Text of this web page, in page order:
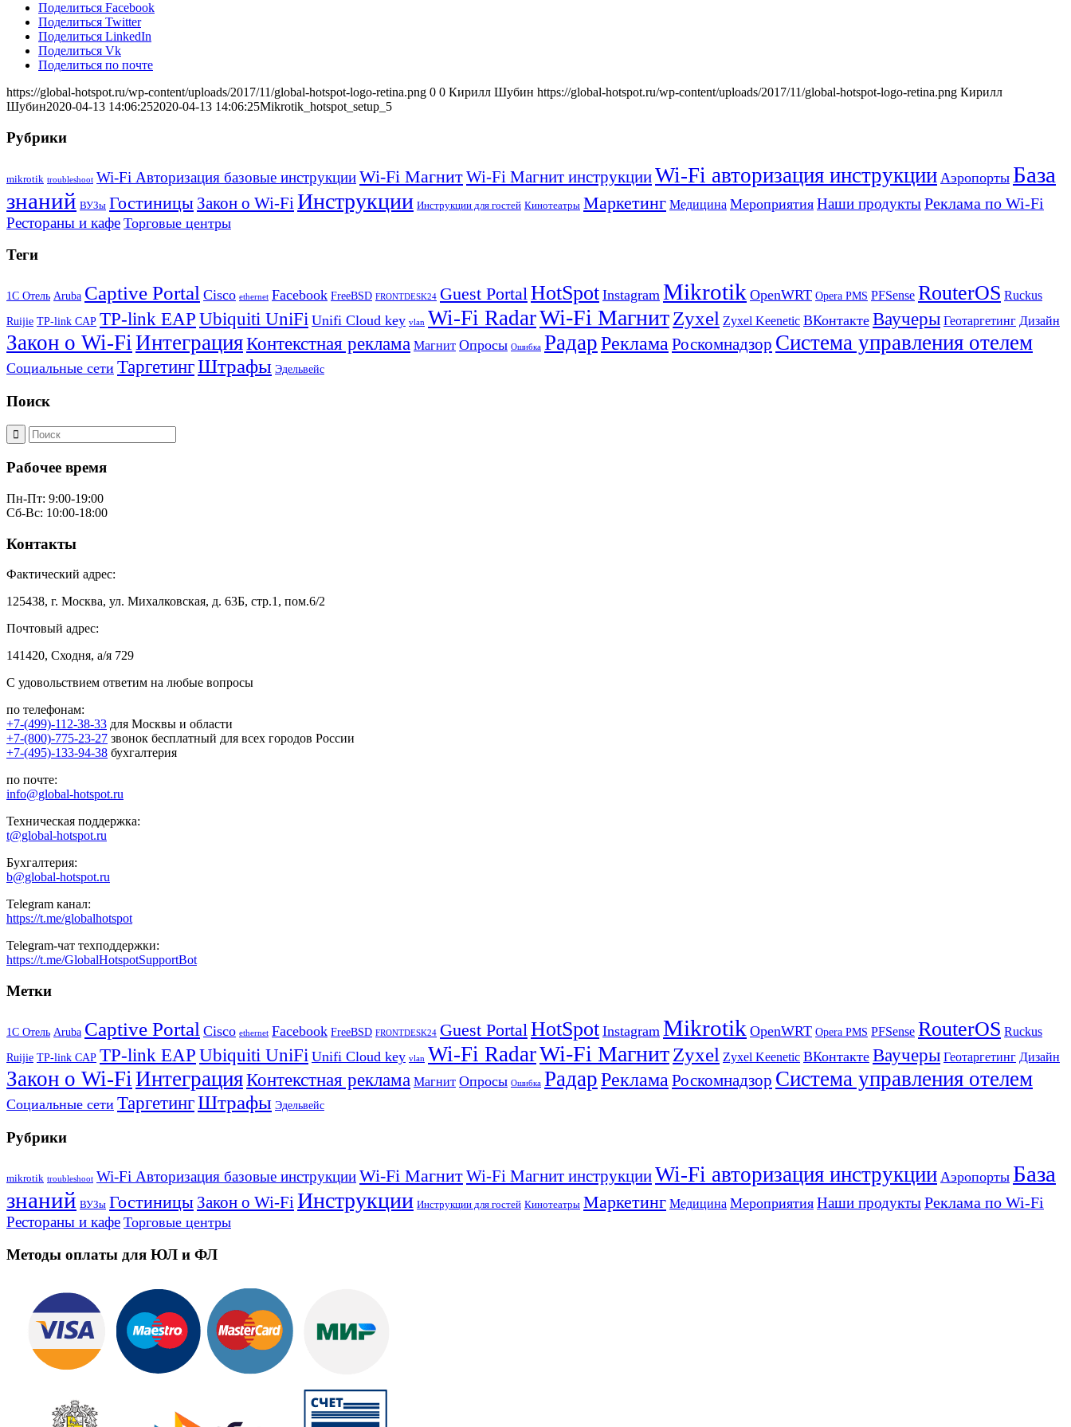
Поделиться Facebook
Поделиться Twitter
Поделиться LinkedIn
Поделиться Vk
Поделиться по почте
https://global-hotspot.ru/wp-content/uploads/2017/11/global-hotspot-logo-retina.png 0 0 Кирилл Шубин https://global-hotspot.ru/wp-content/uploads/2017/11/global-hotspot-logo-retina.png Кирилл
Шубин2020-04-13 14:06:252020-04-13 14:06:25Mikrotik_hotspot_setup_5
Рубрики
mikrotik troubleshoot Wi-Fi Авторизация базовые инструкцииWi-Fi МагнитWi-Fi Магнит инструкцииWi-Fi авторизация инструкции Аэропорты База
знаний ВУЗы Гостиницы Закон о Wi-Fi Инструкции Инструкции для гостей Кинотеатры Маркетинг Медицина Мероприятия Наши продуктыРеклама по Wi-Fi
Рестораны и кафе Торговые центры
Теги
1С Отель Aruba Captive Portal Cisco ethernet Facebook FreeBSD FRONTDESK24 Guest PortalHotSpot Instagram Mikrotik OpenWRT Opera PMS PFSense RouterOS Ruckus
Ruijie TP-link CAP TP-link EAP Ubiquiti UniFi Unifi Cloud key vlan Wi-Fi RadarWi-Fi МагнитZyxel Zyxel Keenetic ВКонтакте Ваучеры Геотаргетинг Дизайн
Закон о Wi-FiИнтеграцияКонтекстная реклама Магнит Опросы Ошибка РадарРеклама Роскомнадзор Система управления отелем
Социальные сети ТаргетингШтрафы Эдельвейс
Поиск
Рабочее время
Пн-Пт: 9:00-19:00
Сб-Вс: 10:00-18:00
Контакты
Фактический адрес:
125438, г. Москва, ул. Михалковская, д. 63Б, стр.1, пом.6/2
Почтовый адрес:
141420, Сходня, а/я 729
С удовольствием ответим на любые вопросы
по телефонам:
+7-(499)-112-38-33 для Москвы и области
+7-(800)-775-23-27 звонок бесплатный для всех городов России
+7-(495)-133-94-38 бухгалтерия
по почте:
info@global-hotspot.ru
Техническая поддержка:
t@global-hotspot.ru
Бухгалтерия:
b@global-hotspot.ru
Telegram канал:
https://t.me/globalhotspot
Telegram-чат техподдержки:
https://t.me/GlobalHotspotSupportBot
Метки
1С Отель Aruba Captive Portal Cisco ethernet Facebook FreeBSD FRONTDESK24 Guest Portal HotSpot Instagram Mikrotik OpenWRT Opera PMS PFSense RouterOS Ruckus
Ruijie TP-link CAP TP-link EAP Ubiquiti UniFi Unifi Cloud key vlan Wi-Fi RadarWi-Fi МагнитZyxel Zyxel Keenetic ВКонтакте Ваучеры Геотаргетинг Дизайн
Закон о Wi-Fi ИнтеграцияКонтекстная реклама Магнит Опросы Ошибка РадарРеклама Роскомнадзор Система управления отелем
Социальные сети ТаргетингШтрафы Эдельвейс
Рубрики
mikrotik troubleshoot Wi-Fi Авторизация базовые инструкцииWi-Fi МагнитWi-Fi Магнит инструкцииWi-Fi авторизация инструкции Аэропорты База
знаний ВУЗы Гостиницы Закон о Wi-FiИнструкции Инструкции для гостей Кинотеатры Маркетинг Медицина Мероприятия Наши продуктыРеклама по Wi-Fi
Рестораны и кафе Торговые центры
Методы оплаты для ЮЛ и ФЛ